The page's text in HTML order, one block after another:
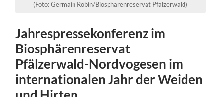
(Foto: Germain Robin/Biosphärenreservat Pfälzerwald)
Jahrespressekonferenz im
Biosphärenreservat
Pfälzerwald-Nordvogesen im
internationalen Jahr der Weiden